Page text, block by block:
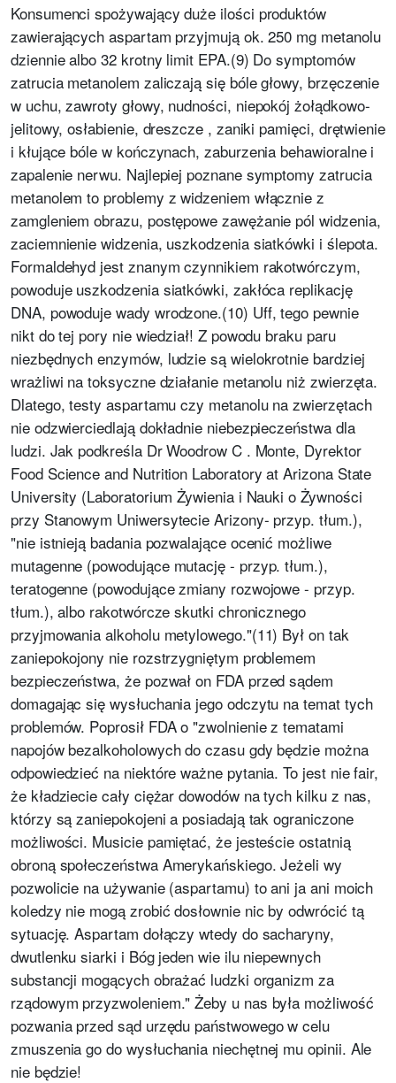
Konsumenci spożywający duże ilości produktów
zawierających aspartam przyjmują ok. 250 mg metanolu
dziennie albo 32 krotny limit EPA.(9) Do symptomów
zatrucia metanolem zaliczają się bóle głowy, brzęczenie
w uchu, zawroty głowy, nudności, niepokój żołądkowo-
jelitowy, osłabienie, dreszcze , zaniki pamięci, drętwienie
i kłujące bóle w kończynach, zaburzenia behawioralne i
zapalenie nerwu. Najlepiej poznane symptomy zatrucia
metanolem to problemy z widzeniem włącznie z
zamgleniem obrazu, postępowe zawężanie pól widzenia,
zaciemnienie widzenia, uszkodzenia siatkówki i ślepota.
Formaldehyd jest znanym czynnikiem rakotwórczym,
powoduje uszkodzenia siatkówki, zakłóca replikację
DNA, powoduje wady wrodzone.(10) Uff, tego pewnie
nikt do tej pory nie wiedział! Z powodu braku paru
niezbędnych enzymów, ludzie są wielokrotnie bardziej
wrażliwi na toksyczne działanie metanolu niż zwierzęta.
Dlatego, testy aspartamu czy metanolu na zwierzętach
nie odzwierciedlają dokładnie niebezpieczeństwa dla
ludzi. Jak podkreśla Dr Woodrow C . Monte, Dyrektor
Food Science and Nutrition Laboratory at Arizona State
University (Laboratorium Żywienia i Nauki o Żywności
przy Stanowym Uniwersytecie Arizony- przyp. tłum.),
"nie istnieją badania pozwalające ocenić możliwe
mutagenne (powodujące mutację - przyp. tłum.),
teratogenne (powodujące zmiany rozwojowe - przyp.
tłum.), albo rakotwórcze skutki chronicznego
przyjmowania alkoholu metylowego."(11) Był on tak
zaniepokojony nie rozstrzygniętym problemem
bezpieczeństwa, że pozwał on FDA przed sądem
domagając się wysłuchania jego odczytu na temat tych
problemów. Poprosił FDA o "zwolnienie z tematami
napojów bezalkoholowych do czasu gdy będzie można
odpowiedzieć na niektóre ważne pytania. To jest nie fair,
że kładziecie cały ciężar dowodów na tych kilku z nas,
którzy są zaniepokojeni a posiadają tak ograniczone
możliwości. Musicie pamiętać, że jesteście ostatnią
obroną społeczeństwa Amerykańskiego. Jeżeli wy
pozwolicie na używanie (aspartamu) to ani ja ani moich
koledzy nie mogą zrobić dosłownie nic by odwrócić tą
sytuację. Aspartam dołączy wtedy do sacharyny,
dwutlenku siarki i Bóg jeden wie ilu niepewnych
substancji mogących obrażać ludzki organizm za
rządowym przyzwoleniem." Żeby u nas była możliwość
pozwania przed sąd urzędu państwowego w celu
zmuszenia go do wysłuchania niechętnej mu opinii. Ale
nie będzie!